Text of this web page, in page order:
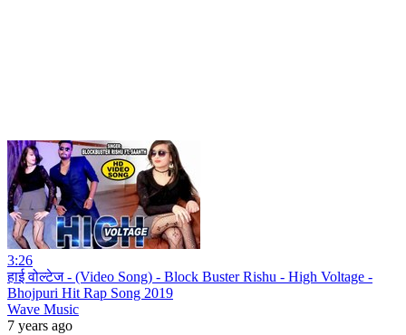
3:26
हाई वोल्टेज - (Video Song) - Block Buster Rishu - High Voltage -
Bhojpuri Hit Rap Song 2019
Wave Music
7 years ago